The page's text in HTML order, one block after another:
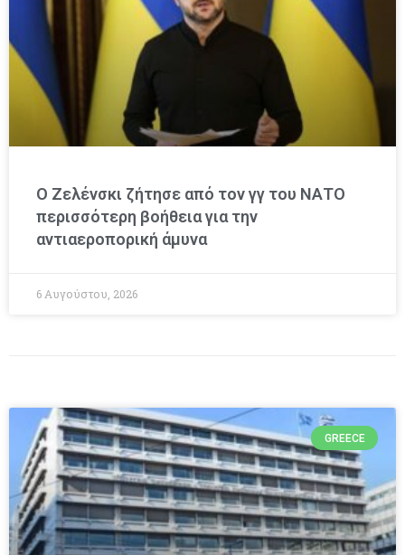
Ο Ζελένσκι ζήτησε από τον γγ του ΝΑΤΟ
περισσότερη βοήθεια για την
αντιαεροπορική άμυνα
6 Αυγούστου, 2026
GREECE